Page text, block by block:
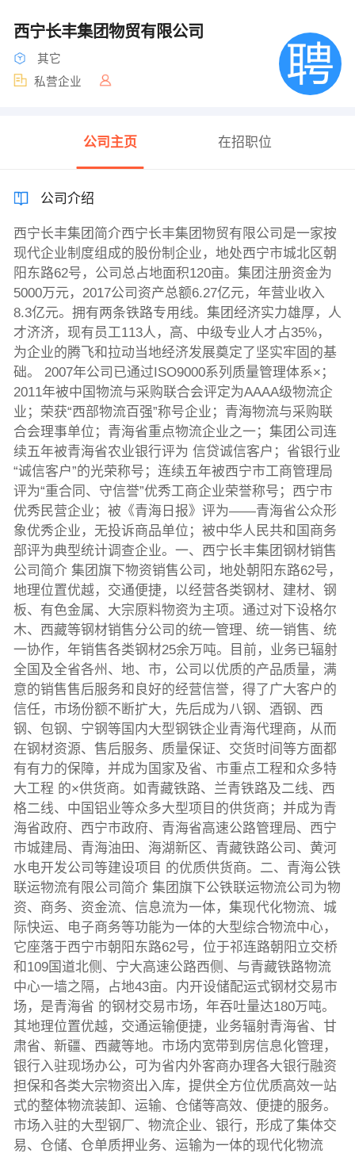
西宁长丰集团物贸有限公司
其它
私营企业
公司主页 在招职位
公司介绍
西宁长丰集团简介西宁长丰集团物贸有限公司是一家按
现代企业制度组成的股份制企业，地处西宁市城北区朝
阳东路62号，公司总占地面积120亩。集团注册资金为
5000万元，2017公司资产总额6.27亿元，年营业收入
8.3亿元。拥有两条铁路专用线。集团经济实力雄厚，人
才济济，现有员工113人，高、中级专业人才占35%，
为企业的腾飞和拉动当地经济发展奠定了坚实牢固的基
础。 2007年公司已通过ISO9000系列质量管理体系×；
2011年被中国物流与采购联合会评定为AAAA级物流企
业；荣获“西部物流百强”称号企业；青海物流与采购联
合会理事单位；青海省重点物流企业之一；集团公司连
续五年被青海省农业银行评为 信贷诚信客户；省银行业
“诚信客户”的光荣称号；连续五年被西宁市工商管理局
评为“重合同、守信誉”优秀工商企业荣誉称号；西宁市
优秀民营企业；被《青海日报》评为——青海省公众形
象优秀企业，无投诉商品单位；被中华人民共和国商务
部评为典型统计调查企业。一、西宁长丰集团钢材销售
公司简介 集团旗下物资销售公司，地处朝阳东路62号，
地理位置优越，交通便捷，以经营各类钢材、建材、钢
板、有色金属、大宗原料物资为主项。通过对下设格尔
木、西藏等钢材销售分公司的统一管理、统一销售、统
一协作，年销售各类钢材25余万吨。目前，业务已辐射
全国及全省各州、地、市，公司以优质的产品质量，满
意的销售售后服务和良好的经营信誉，得了广大客户的
信任，市场份额不断扩大，先后成为八钢、酒钢、西
钢、包钢、宁钢等国内大型钢铁企业青海代理商，从而
在钢材资源、售后服务、质量保证、交货时间等方面都
有有力的保障，并成为国家及省、市重点工程和众多特
大工程 的×供货商。如青藏铁路、兰青铁路及二线、西
格二线、中国铝业等众多大型项目的供货商；并成为青
海省政府、西宁市政府、青海省高速公路管理局、西宁
市城建局、青海油田、海湖新区、青藏铁路公司、黄河
水电开发公司等建设项目 的优质供货商。二、青海公铁
联运物流有限公司简介 集团旗下公铁联运物流公司为物
资、商务、资金流、信息流为一体，集现代化物流、城
际快运、电子商务等功能为一体的大型综合物流中心，
它座落于西宁市朝阳东路62号，位于祁连路朝阳立交桥
和109国道北侧、宁大高速公路西侧、与青藏铁路物流
中心一墙之隔，占地43亩。内开设储配运式钢材交易市
场，是青海省 的钢材交易市场，年吞吐量达180万吨。
其地理位置优越，交通运输便捷，业务辐射青海省、甘
肃省、新疆、西藏等地。市场内宽带到房信息化管理，
银行入驻现场办公，可为省内外客商办理各大银行融资
担保和各类大宗物资出入库，提供全方位优质高效一站
式的整体物流装卸、运输、仓储等高效、便捷的服务。
市场入驻的大型钢厂、物流企业、银行，形成了集体交
易、仓储、仓单质押业务、运输为一体的现代化物流